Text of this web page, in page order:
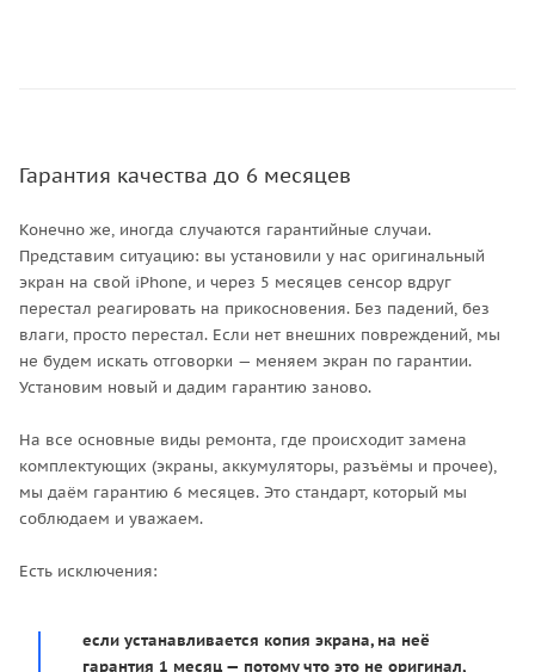
Гарантия качества до 6 месяцев
Конечно же, иногда случаются гарантийные случаи.
Представим ситуацию: вы установили у нас оригинальный
экран на свой iPhone, и через 5 месяцев сенсор вдруг
перестал реагировать на прикосновения. Без падений, без
влаги, просто перестал. Если нет внешних повреждений, мы
не будем искать отговорки — меняем экран по гарантии.
Установим новый и дадим гарантию заново.
На все основные виды ремонта, где происходит замена
комплектующих (экраны, аккумуляторы, разъёмы и прочее),
мы даём гарантию 6 месяцев. Это стандарт, который мы
соблюдаем и уважаем.
Есть исключения:
если устанавливается копия экрана, на неё
гарантия 1 месяц — потому что это не оригинал,